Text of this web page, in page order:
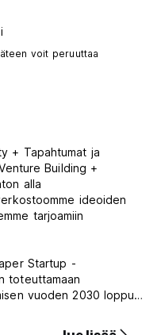
voit peruuttaa
+ Tapahtumat ja
Building +
alla
ideoiden
tarjoamiin
Startup -
toteuttamaan
vuoden 2030 loppuun